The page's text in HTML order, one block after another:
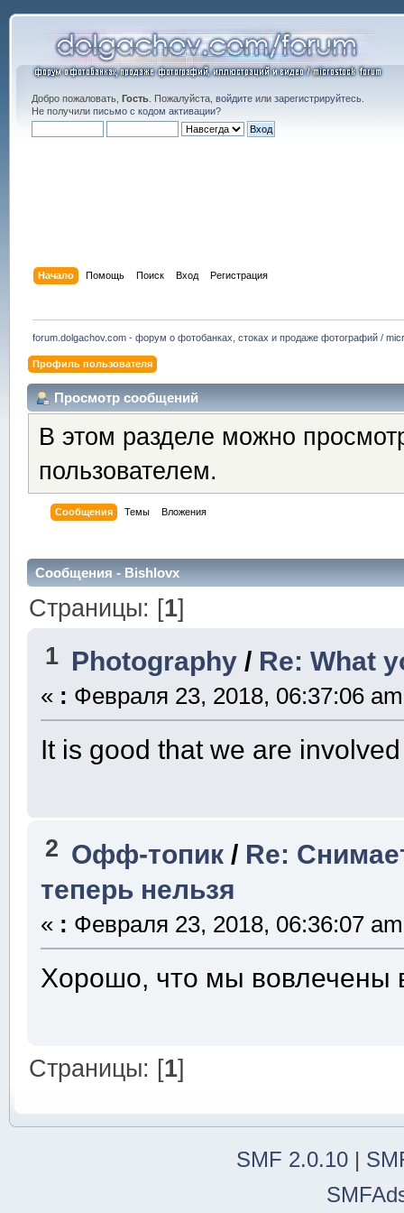
Добро пожаловать, Гость. Пожалуйста, войдитеили зарегистрируйтесь.
Не получили письмо с кодом активации?
Начало Помощь Поиск Вход Регистрация
forum.dolgachov.com - форум о фотобанках, стоках и продаже фотографий /
Профиль пользователя
Просмотр сообщений
В этом разделе можно
пользователем.
Сообщения Темы Вложения
Сообщения - Bishlovx
Страницы: [1]
1 Photography/ Re: What
« : Февраля 23, 2018, 06:37:06
It is good that we are
2 Офф-топик/ Re:
теперь нельзя
« : Февраля 23, 2018, 06:36:07
Хорошо, что мы вовлечены
Страницы: [1]
SMF 2.0.10|